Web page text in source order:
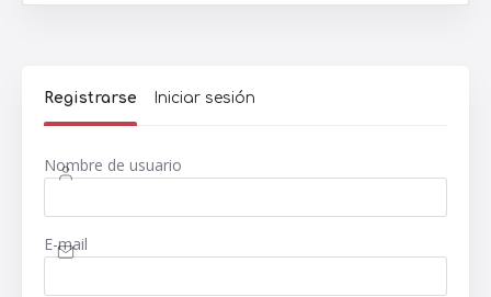
Registrarse Iniciar sesión
Nombre de usuario
E-mail